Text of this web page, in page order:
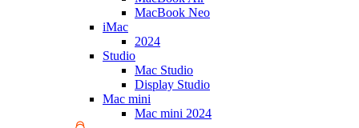
MacBook Neo
iMac
2024
Studio
Mac Studio
Display Studio
Mac mini
Mac mini 2024